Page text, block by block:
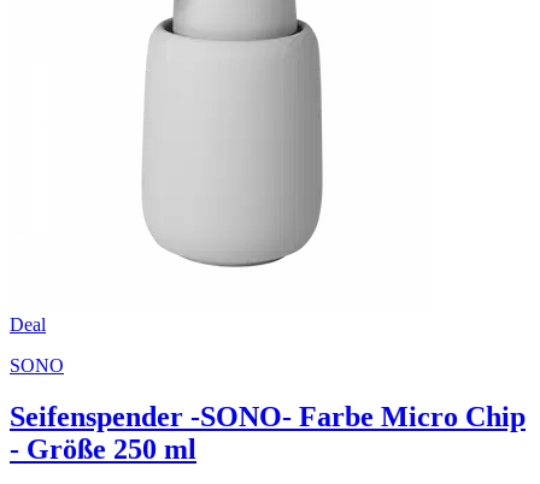
Deal
SONO
Seifenspender -SONO- Farbe Micro Chip
- Größe 250 ml